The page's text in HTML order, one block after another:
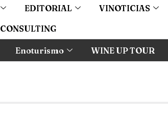
EDITORIAL VINOTICIAS
CONSULTING
Enoturismo WINE UP TOUR